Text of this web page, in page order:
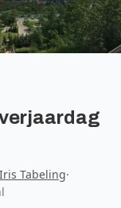
Iris Tabeling·